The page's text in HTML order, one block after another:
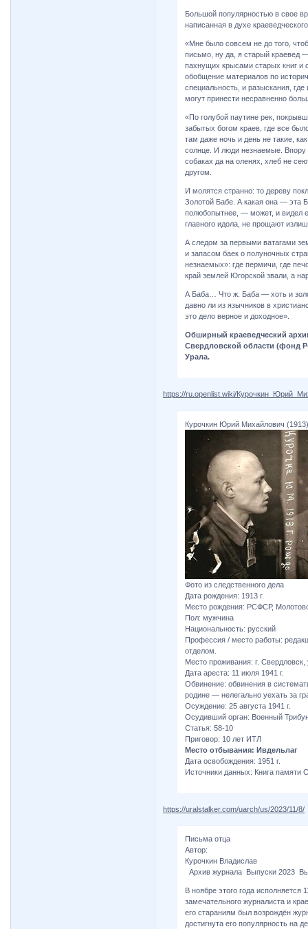
Большой популярностью в свое
написанная в духе
«Мне было совсем не до того,
письмо, ну да, я старый краевед
пахнущих крысами старых книг и
обобщение материалов по
специальность, и разыскания,
могут принести несравненно
«По голубой паутине рек,
забытых богом краев, где все
там даже ночь и день не такие,
солнце. И люди незнаемые. Впору
собаках да на оленях, хлеб не
другом.
И молятся странно: то дереву
Золотой Бабе. А какая она — эта
полюбопытнее, — может, и видел
главного идола, не прощают
А следом за первыми ватагами
и запасом баек о полуночных
незнаемых»: где пермичи, где
край землей Югорской звали, а
А Баба… Что ж. Баба — хоть и
давно ли из язычников в
это дело верное и доходное».
Обширный краеведческий
Свердловской области (фонд
Урала.
https://ru.openlist.wiki/
Курочкин Юрий Михайлович (1913)
Фото из следственного дела
Дата рождения: 1913 г.
Место рождения: РСФСР,
Пол: мужчина
Национальность: русский
Профессия / место работы:
отделом.
Место проживания: г.
Дата ареста: 11 июля 1941 г.
Обвинение: обвинения в
родине — нелегально уехать за
Осуждение: 25 августа 1941 г.
Осудивший орган: Военный
Статья: 58-10
Приговор: 10 лет ИТЛ
Место отбывания: Ивдельлаг
Дата освобождения: 1951 г.
Источники данных: Книга памяти
https://uralstalker.com/uarch/us/2023/11/8/
Письма отца
Автор:
Курочкин Владислав
Архив журнала Выпуски 2023
В ноябре этого года исполняется
замечательного журналиста и
его стараниям был возрождён
достигнута его популярность на